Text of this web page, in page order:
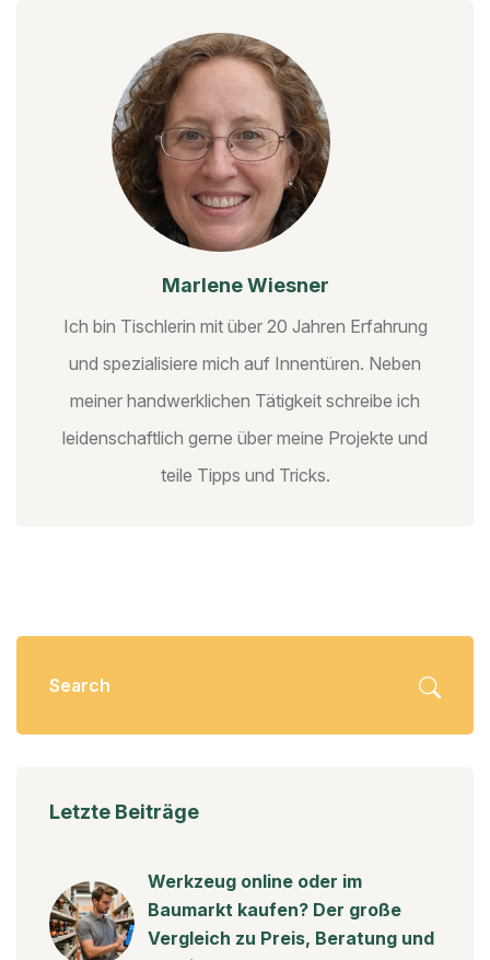
Marlene Wiesner
Ich bin Tischlerin mit über 20 Jahren Erfahrung
und spezialisiere mich auf Innentüren. Neben
meiner handwerklichen Tätigkeit schreibe ich
leidenschaftlich gerne über meine Projekte und
teile Tipps und Tricks.
Letzte Beiträge
Werkzeug online oder im
Baumarkt kaufen? Der große
Vergleich zu Preis, Beratung und